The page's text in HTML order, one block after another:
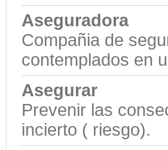
Aseguradora
Compañia de
contemplados en
Asegurar
Prevenir las
incierto ( riesgo).